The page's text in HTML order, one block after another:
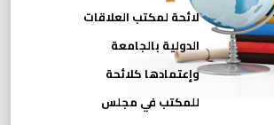
لائحة لمكتب العلاقات
الدولية بالجامعة
وإعتمادها كلائحة
للمكتب في مجلس